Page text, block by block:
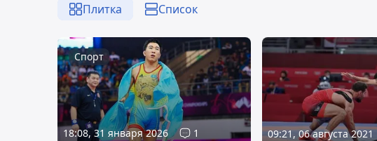
Плитка Список
Спорт
18:08, 31 января 2026 1 09:21, 06 августа 2021